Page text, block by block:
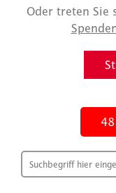
Oder treten Sie
48